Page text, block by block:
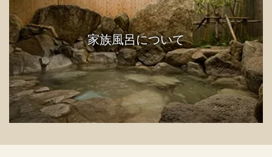
家族風呂について